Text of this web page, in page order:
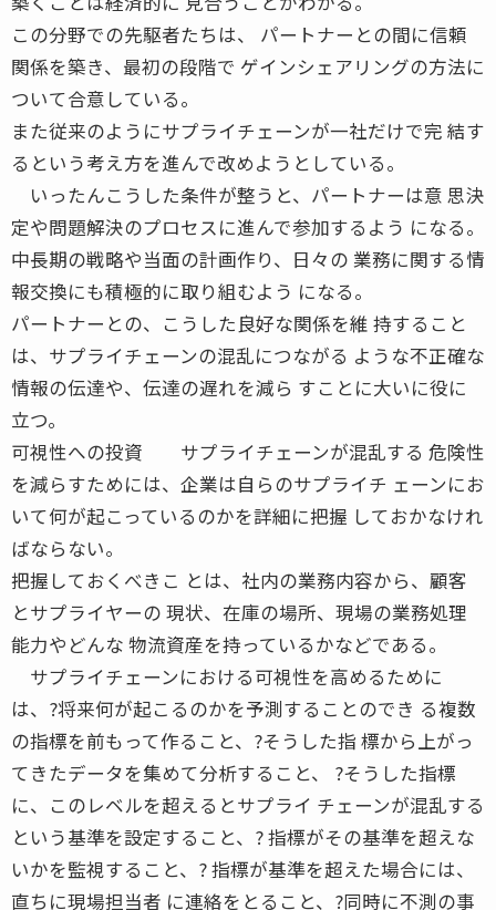
この分野での先駆者たちは、 パートナーとの間に信頼
関係を築き、最初の段階で ゲインシェアリングの方法に
ついて合意している。
また従来のようにサプライチェーンが一社だけで完 結す
るという考え方を進んで改めようとしている。
いったんこうした条件が整うと、パートナーは意 思決
定や問題解決のプロセスに進んで参加するよう になる。
中長期の戦略や当面の計画作り、日々の 業務に関する情
報交換にも積極的に取り組むよう になる。
パートナーとの、こうした良好な関係を維 持すること
は、サプライチェーンの混乱につながる ような不正確な
情報の伝達や、伝達の遅れを減ら すことに大いに役に
立つ。
可視性への投資 サプライチェーンが混乱する 危険性
を減らすためには、企業は自らのサプライチ ェーンにお
いて何が起こっているのかを詳細に把握 しておかなけれ
ばならない。
把握しておくべきこ とは、社内の業務内容から、顧客
とサプライヤーの 現状、在庫の場所、現場の業務処理
能力やどんな 物流資産を持っているかなどである。
サプライチェーンにおける可視性を高めるために
は、?将来何が起こるのかを予測することのでき る複数
の指標を前もって作ること、?そうした指 標から上がっ
てきたデータを集めて分析すること、 ?そうした指標
に、このレベルを超えるとサプライ チェーンが混乱する
という基準を設定すること、? 指標がその基準を超えな
いかを監視すること、? 指標が基準を超えた場合には、
直ちに現場担当者 に連絡をとること、?同時に不測の事